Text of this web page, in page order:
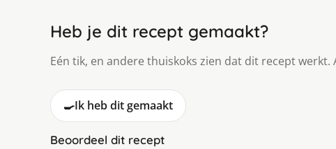
Heb je dit recept gemaakt?
Eén tik, en andere thuiskoks zien dat dit recept
🍳Ik heb dit gemaakt
Beoordeel dit recept